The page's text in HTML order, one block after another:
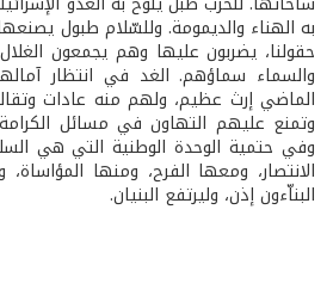
به الهناء والديمومة. وللسّلام طبول
حقولنا، يضربون عليها وهم يجمعون
والسماء سماؤهم. الغد في انتظار
الماضي إرث عظيم، ولهم منه عادات
وتمنع عليهم التهاون في مسائل
وفي حتمية الوحدة الوطنية التي هي
الانتصار، ومعها الفرح، ومنها
البناّءون إذن، وليرتفع البنيان.